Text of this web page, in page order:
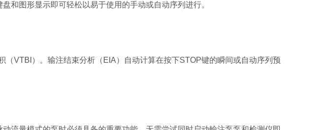
和图形显示即可轻松以易于使用的手动或自动序列进行。
（VTBI）。输注结束分析（EIA）自动计算在按下STOP键的瞬间或自动序列预